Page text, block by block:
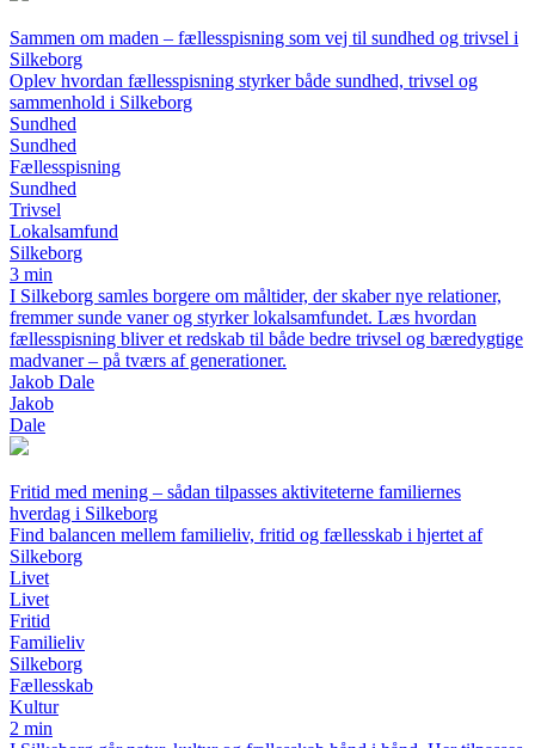
Sammen om maden – fællesspisning som vej til sundhed og trivsel i
Silkeborg
Oplev hvordan fællesspisning styrker både sundhed, trivsel og
sammenhold i Silkeborg
Sundhed
Sundhed
Fællesspisning
Sundhed
Trivsel
Lokalsamfund
Silkeborg
3 min
I Silkeborg samles borgere om måltider, der skaber nye relationer,
fremmer sunde vaner og styrker lokalsamfundet. Læs hvordan
fællesspisning bliver et redskab til både bedre trivsel og bæredygtige
madvaner – på tværs af generationer.
Jakob Dale
Jakob
Dale
Fritid med mening – sådan tilpasses aktiviteterne familiernes
hverdag i Silkeborg
Find balancen mellem familieliv, fritid og fællesskab i hjertet af
Silkeborg
Livet
Livet
Fritid
Familieliv
Silkeborg
Fællesskab
Kultur
2 min